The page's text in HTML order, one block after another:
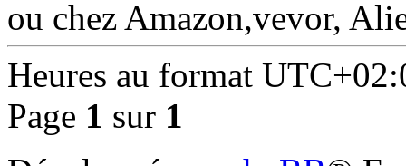
ou chez Amazon,vevor,
Heures au format
Page 1 sur 1